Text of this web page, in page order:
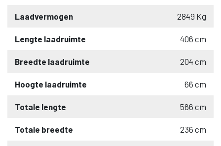
Laadvermogen 2849 Kg
Lengte laadruimte 406 cm
Breedte laadruimte 204 cm
Hoogte laadruimte 66 cm
Totale lengte 566 cm
Totale breedte 236 cm